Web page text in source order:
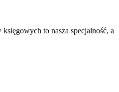
to nasza specjalność, a